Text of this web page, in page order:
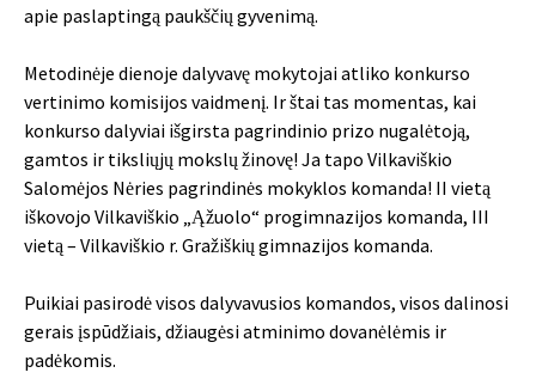
apie paslaptingą paukščių gyvenimą.
Metodinėje dienoje dalyvavę mokytojai atliko konkurso
vertinimo komisijos vaidmenį. Ir štai tas momentas, kai
konkurso dalyviai išgirsta pagrindinio prizo nugalėtoją,
gamtos ir tiksliųjų mokslų žinovę! Ja tapo Vilkaviškio
Salomėjos Nėries pagrindinės mokyklos komanda! II vietą
iškovojo Vilkaviškio „Ąžuolo“ progimnazijos komanda, III
vietą – Vilkaviškio r. Gražiškių gimnazijos komanda.
Puikiai pasirodė visos dalyvavusios komandos, visos dalinosi
gerais įspūdžiais, džiaugėsi atminimo dovanėlėmis ir
padėkomis.